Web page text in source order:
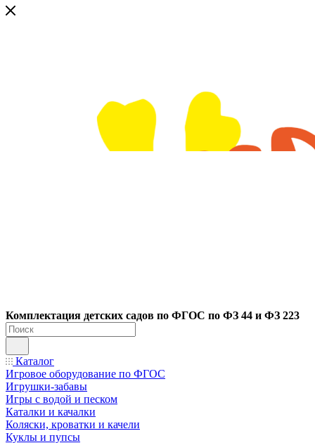
Комплектация детских садов по ФГОC по ФЗ 44 и ФЗ 223
Каталог
Игровое оборудование по ФГОС
Игрушки-забавы
Игры с водой и песком
Каталки и качалки
Коляски, кроватки и качели
Куклы и пупсы